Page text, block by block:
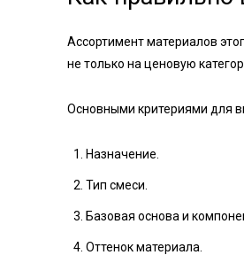
Ассортимент материалов
не только на ценовую
Основными критериями для
Назначение.
Тип смеси.
Базовая основа и
Оттенок материала.